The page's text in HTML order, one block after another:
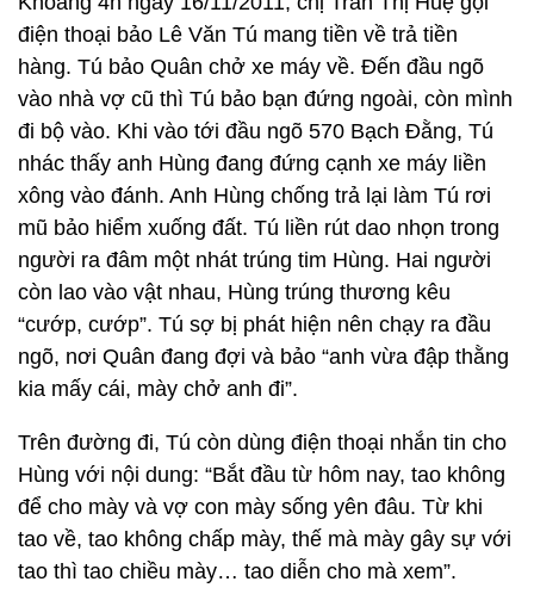
điện thoại bảo Lê Văn Tú mang tiền về trả tiền
hàng. Tú bảo Quân chở xe máy về. Đến đầu ngõ
vào nhà vợ cũ thì Tú bảo bạn đứng ngoài, còn mình
đi bộ vào. Khi vào tới đầu ngõ 570 Bạch Đằng, Tú
nhác thấy anh Hùng đang đứng cạnh xe máy liền
xông vào đánh. Anh Hùng chống trả lại làm Tú rơi
mũ bảo hiểm xuống đất. Tú liền rút dao nhọn trong
người ra đâm một nhát trúng tim Hùng. Hai người
còn lao vào vật nhau, Hùng trúng thương kêu
“cướp, cướp”. Tú sợ bị phát hiện nên chạy ra đầu
ngõ, nơi Quân đang đợi và bảo “anh vừa đập thằng
kia mấy cái, mày chở anh đi”.
Trên đường đi, Tú còn dùng điện thoại nhắn tin cho
Hùng với nội dung: “Bắt đầu từ hôm nay, tao không
để cho mày và vợ con mày sống yên đâu. Từ khi
tao về, tao không chấp mày, thế mà mày gây sự với
tao thì tao chiều mày… tao diễn cho mà xem”.